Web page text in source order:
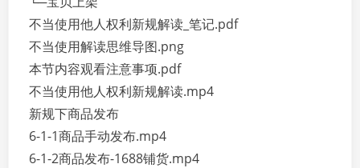
不当使用他人权利新规解读_笔记.pdf
不当使用解读思维导图.png
本节内容观看注意事项.pdf
不当使用他人权利新规解读.mp4
新规下商品发布
6-1-1商品手动发布.mp4
6-1-2商品发布-1688铺货.mp4